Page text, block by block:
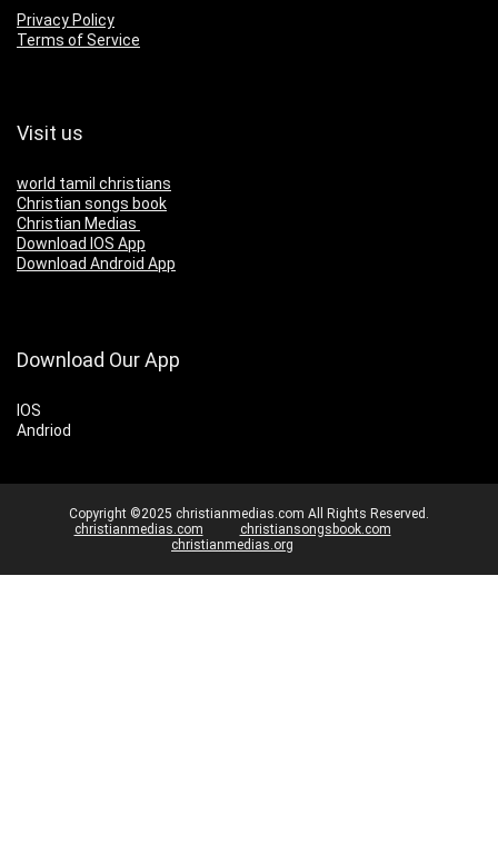
Privacy Policy
Terms of Service
Visit us
world tamil christians
Christian songs book
Christian Medias
Download IOS App
Download Android App
Download Our App
IOS
Andriod
Copyright ©2025 christianmedias.com All Rights Reserved.
christianmedias.com
christiansongsbook.com
christianmedias.org